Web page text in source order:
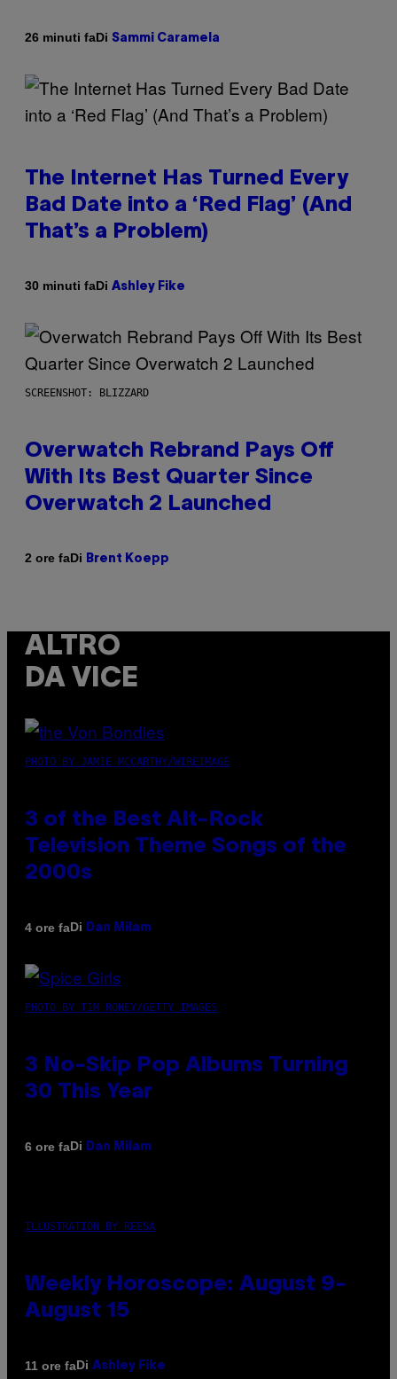
26 minuti faDi Sammi Caramela
The Internet Has Turned Every
Bad Date into a ‘Red Flag’ (And
That’s a Problem)
30 minuti faDi Ashley Fike
SCREENSHOT: BLIZZARD
Overwatch Rebrand Pays Off
With Its Best Quarter Since
Overwatch 2 Launched
2 ore faDi Brent Koepp
ALTRO
DA VICE
PHOTO BY JAMIE MCCARTHY/WIREIMAGE
3 of the Best Alt-Rock
Television Theme Songs of the
2000s
4 ore faDi Dan Milam
PHOTO BY TIM RONEY/GETTY IMAGES
3 No-Skip Pop Albums Turning
30 This Year
6 ore faDi Dan Milam
ILLUSTRATION BY REESA
Weekly Horoscope: August 9-
August 15
11 ore faDi Ashley Fike